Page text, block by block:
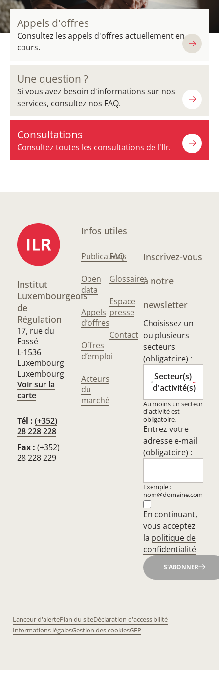
Appels d'offres
Consultez les appels d'offres actuellement en
cours.
Une question ?
Si vous avez besoin d'informations sur nos
services, consultez nos FAQ.
Consultations
Consultez toutes les consultations de l'Ilr.
Institut
Luxembourgeois
de
Régulation
17, rue du
Fossé
L-1536
Luxembourg
Luxembourg
Voir sur la
carte
Tél : (+352)
28 228 228
Fax : (+352)
28 228 229
Infos utiles
Publications
Open
data
Appels
d’offres
Offres
d’emploi
Acteurs
du
marché
FAQ
Glossaire
Espace
presse
Contact
Inscrivez-vous
à notre
newsletter
Choisissez un
ou plusieurs
secteurs
(obligatoire) :
Secteur(s)
d'activité(s)
Au moins un secteur
d'activité est
obligatoire.
Entrez votre
adresse e-mail
(obligatoire) :
Exemple :
nom@domaine.com
En continuant,
vous acceptez
la politique de
confidentialité
S'ABONNER
Lanceur d'alertePlan du siteDéclaration d'accessibilité
Informations légalesGestion des cookiesGEP